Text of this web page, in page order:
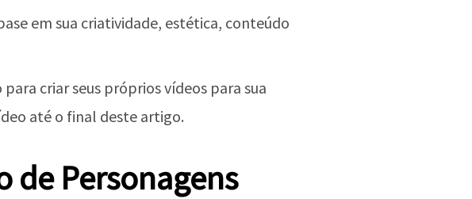
em sua criatividade, estética, conteúdo
criar seus próprios vídeos para sua
até o final deste artigo.
de Personagens